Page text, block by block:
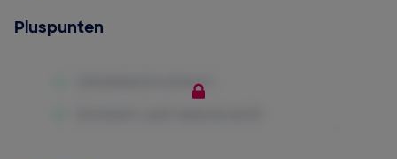
Pluspunten